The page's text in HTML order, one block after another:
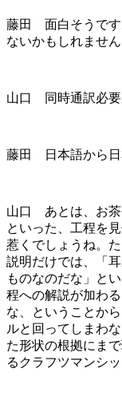
藤田 面白そうです
ないかもしれませ
山口 同時通訳必要
藤田 日本語から日
山口 あとは、お茶
といった、工程を
惹くでしょうね。
説明だけでは、「
ものなのだな」と
程への解説が加わ
な、ということか
ルと回ってしまわ
た形状の根拠にま
るクラフツマンシ